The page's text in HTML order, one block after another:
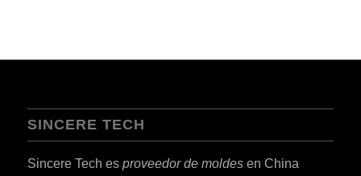
SINCERE TECH
Sincere Tech es proveedor de moldesen China